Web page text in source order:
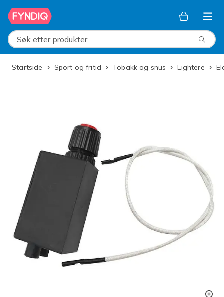
Hopp til hovedinnhold
Søk etter produkter
Startside Sport og fritid Tobakk og snus Lightere